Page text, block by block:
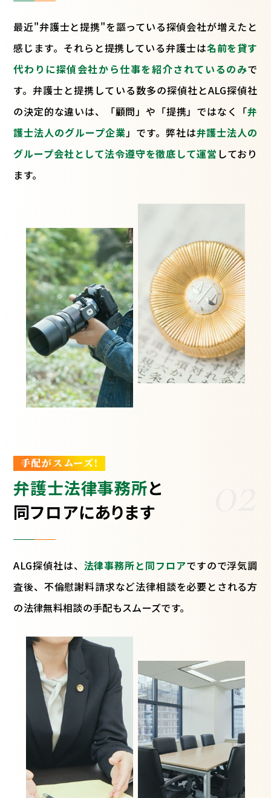
最近"弁護士と提携"を謳っている探偵会社が増えたと
感じます。それらと提携している弁護士は名前を貸す
代わりに探偵会社から仕事を紹介されているのみで
す。弁護士と提携している数多の探偵社とALG探偵社
の決定的な違いは、「顧問」や「提携」ではなく「弁
護士法人のグループ企業 」です。弊社は弁護士法人の
グループ会社として法令遵守を徹底して運営 しており
ます。
手配がスムーズ!
弁護士法律事務所と
同フロアにあります
ALG探偵社は、 法律事務所と同フロアですので浮気調
査後、不倫慰謝料請求など法律相談を必要とされる方
の法律無料相談の手配もスムーズです。